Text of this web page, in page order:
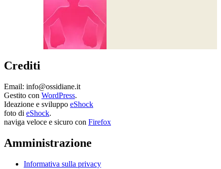
Crediti
Email: info@ossidiane.it
Gestito con WordPress.
Ideazione e sviluppo eShock
foto di eShock.
naviga veloce e sicuro con Firefox
Amministrazione
Informativa sulla privacy